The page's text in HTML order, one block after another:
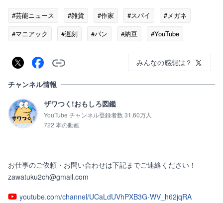
#芸能ニュース #雑貨 #作家 #スパイ
#メガネ
#マニアック
#遅刻 #パン #納豆 #YouTube
みんなの感想は？
チャンネル情報
ザワつく!おもしろ図鑑
YouTube チャンネル登録者数 31.60万人
722 本の動画
お仕事のご依頼・お問い合わせは下記までご連絡ください！
zawatuku2ch@gmail.com
youtube.com/channel/UCaLdUVhPXB3G-WV_h62jqRA